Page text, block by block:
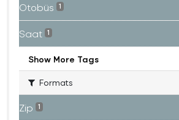
Otobüs 1
Saat 1
Show More Tags
Formats
Zip 1